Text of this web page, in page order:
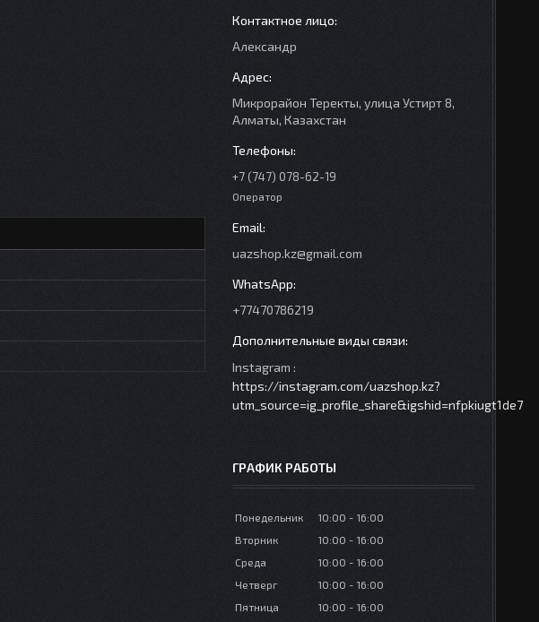
Александр
Микрорайон Теректы, улица Устирт 8,
Алматы, Казахстан
+7 (747) 078-62-19
Оператор
uazshop.kz@gmail.com
+77470786219
Instagram
https://instagram.com/uazshop.kz?
utm_source=ig_profile_share&igshid=nfpkiugt1de7
ГРАФИК РАБОТЫ
Понедельник 10:00
16:00
Вторник
10:00
16:00
Среда
10:00
16:00
Четверг
10:00
16:00
Пятница
10:00 16:00